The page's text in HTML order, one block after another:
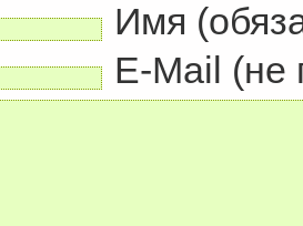
Имя
E-Mail (не